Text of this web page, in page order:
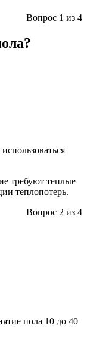
Вопрос 1 из 4
требуют теплые
теплопотерь.
Вопрос 2 из 4
пола 10 до 40